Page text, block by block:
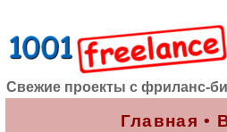
Свежие проекты с фриланс-
Главная •